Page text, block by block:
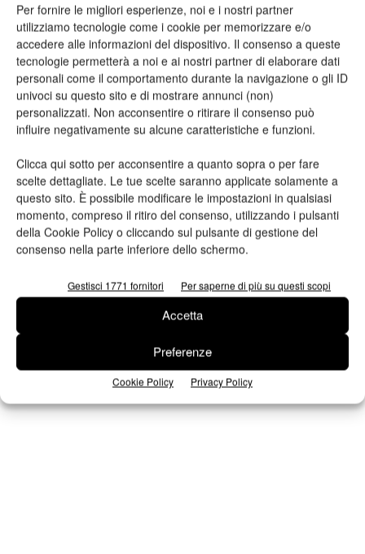
Per fornire le migliori esperienze, noi e i nostri partner
utilizziamo tecnologie come i cookie per memorizzare e/o
accedere alle informazioni del dispositivo. Il consenso a queste
tecnologie permetterà a noi e ai nostri partner di elaborare dati
personali come il comportamento durante la navigazione o gli ID
univoci su questo sito e di mostrare annunci (non)
personalizzati. Non acconsentire o ritirare il consenso può
influire negativamente su alcune caratteristiche e funzioni.
Clicca qui sotto per acconsentire a quanto sopra o per fare
scelte dettagliate. Le tue scelte saranno applicate solamente a
questo sito. È possibile modificare le impostazioni in qualsiasi
momento, compreso il ritiro del consenso, utilizzando i pulsanti
della Cookie Policy o cliccando sul pulsante di gestione del
consenso nella parte inferiore dello schermo.
Gestisci 1771 fornitori Per saperne di più su questi scopi
Accetta
Preferenze
Cookie Policy Privacy Policy
n.2 - Giugno 2026 n.1 - Maggio 2026 n.6 - Dicembre 2025
Edicola Web
Iscriviti alla newsletter